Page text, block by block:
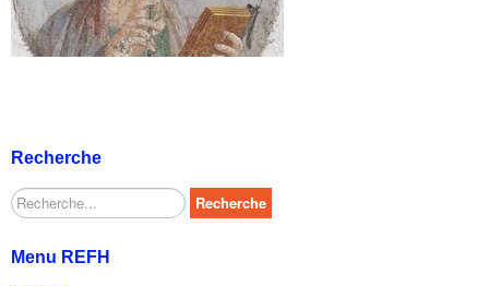
Recherche
Rechercher Recherche
Menu REFH